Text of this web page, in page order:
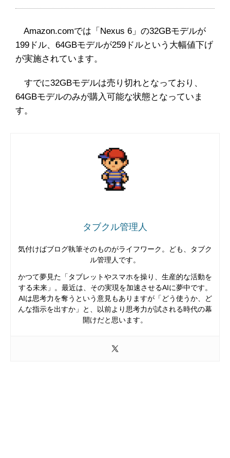
Amazon.comでは「Nexus 6」の32GBモデルが
199ドル、64GBモデルが259ドルという大幅値下げ
が実施されています。
すでに32GBモデルは売り切れとなっており、
64GBモデルのみが購入可能な状態となっていま
す。
タブクル管理人
気付けばブログ執筆そのものがライフワーク。ども、タブク
ル管理人です。
かつて夢見た「タブレットやスマホを操り、生産的な活動を
する未来」。最近は、その実現を加速させるAIに夢中です。
AIは思考力を奪うという意見もありますが「どう使うか、ど
んな指示を出すか」と、以前より思考力が試される時代の幕
開けだと思います。